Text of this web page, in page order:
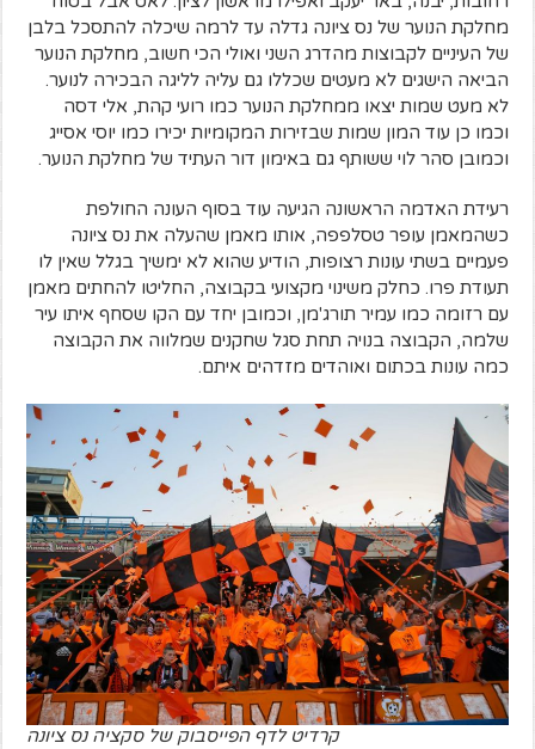
מחלקת הנוער של נס ציונה גדלה עד לרמה שיכלה להתסכל בלבן
של העיניים לקבוצות מהדרג השני ואולי הכי חשוב, מחלקת הנוער
הביאה הישגים לא מעטים שכללו גם עליה לליגה הבכירה לנוער.
לא מעט שמות יצאו ממחלקת הנוער כמו רועי קהת, אלי דסה
וכמו כן עוד המון שמות שבזירות המקומיות יכירו כמו יוסי אסייג
וכמובן סהר לוי ששותף גם באימון דור העתיד של מחלקת הנוער.
רעידת האדמה הראשונה הגיעה עוד בסוף העונה החולפת
כשהמאמן עופר טסלפפה, אותו מאמן שהעלה את נס ציונה
פעמיים בשתי עונות רצופות, הודיע שהוא לא ימשיך בגלל שאין לו
תעודת פרו. כחלק משינוי מקצועי בקבוצה, החליטו להחתים מאמן
עם רזומה כמו עמיר תורג'מן, וכמובן יחד עם הקו שסחף איתו עיר
שלמה, הקבוצה בנויה תחת סגל שחקנים שמלווה את הקבוצה
כמה עונות בכתום ואוהדים מזדהים איתם.
קרדיט לדף הפייסבוק של סקציה נס ציונה